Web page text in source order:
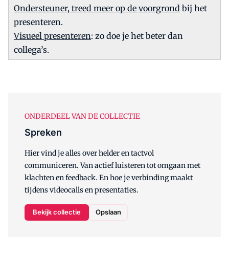
Ondersteuner, treed meer op de voorgrond bij het
presenteren.
Visueel presenteren: zo doe je het beter dan
collega’s.
ONDERDEEL VAN DE COLLECTIE
Spreken
Hier vind je alles over helder en tactvol
communiceren. Van actief luisteren tot omgaan met
klachten en feedback. En hoe je verbinding maakt
tijdens videocalls en presentaties.
Bekijk collectie Opslaan